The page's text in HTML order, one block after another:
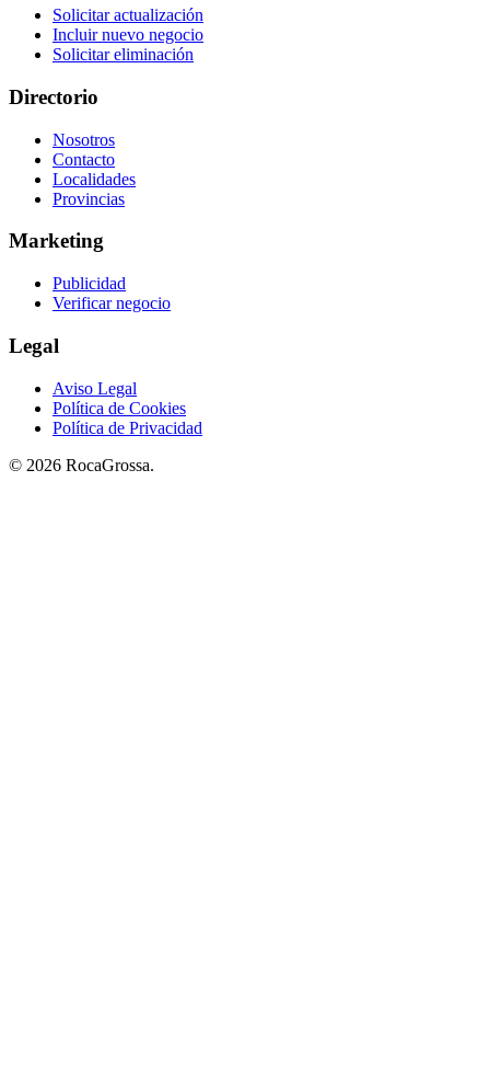
Solicitar actualización
Incluir nuevo negocio
Solicitar eliminación
Directorio
Nosotros
Contacto
Localidades
Provincias
Marketing
Publicidad
Verificar negocio
Legal
Aviso Legal
Política de Cookies
Política de Privacidad
© 2026 RocaGrossa.